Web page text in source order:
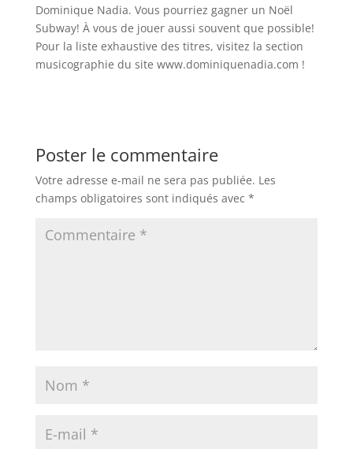
Dominique Nadia. Vous pourriez gagner un Noël
Subway! À vous de jouer aussi souvent que possible!
Pour la liste exhaustive des titres, visitez la section
musicographie du site www.dominiquenadia.com !
Poster le commentaire
Votre adresse e-mail ne sera pas publiée. Les
champs obligatoires sont indiqués avec *